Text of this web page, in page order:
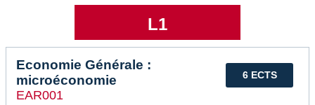
L1
6 ECTS
Economie Générale :
microéconomie
EAR001